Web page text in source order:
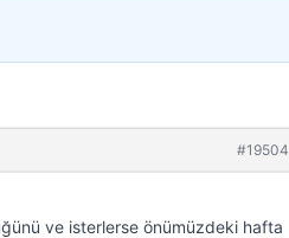
#19504
ve isterlerse önümüzdeki hafta